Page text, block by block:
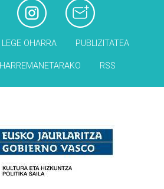
LEGE OHARRA PUBLIZITATEA
HARREMANETARAKO RSS